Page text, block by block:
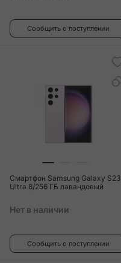
Сообщить о поступлении
Смартфон Samsung Galaxy S23
Ultra 8/256 ГБ лавандовый
Нет в наличии
Сообщить о поступлении